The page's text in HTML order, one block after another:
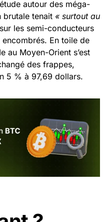
autour des méga-
brutale tenait « surtout au
les semi-conducteurs
En toile de
au Moyen-Orient s’est
des frappes,
5 % à 97,69 dollars.